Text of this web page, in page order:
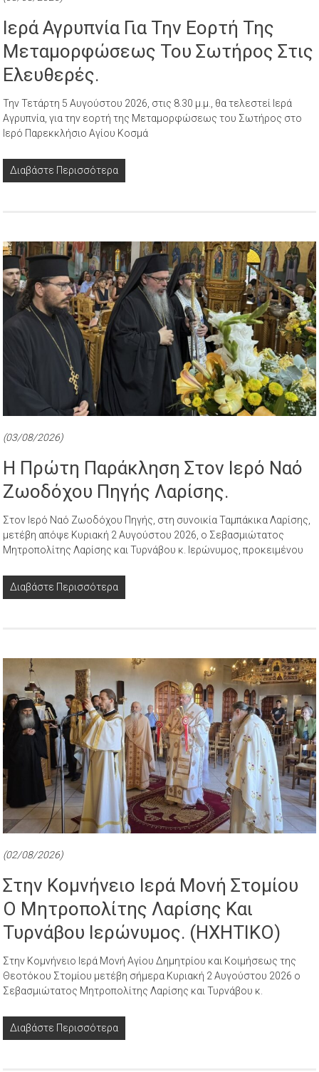
Ιερά Αγρυπνία Για Την Εορτή Της
Μεταμορφώσεως Του Σωτήρος Στις
Ελευθερές.
Την Τετάρτη 5 Αυγούστου 2026, στις 8.30 μ.μ., θα τελεστεί Ιερά
Αγρυπνία, για την εορτή της Μεταμορφώσεως του Σωτήρος στο
Ιερό Παρεκκλήσιο Αγίου Κοσμά
Διαβάστε Περισσότερα
(03/08/2026)
Η Πρώτη Παράκληση Στον Ιερό Ναό
Ζωοδόχου Πηγής Λαρίσης.
Στον Iερό Ναό Ζωοδόχου Πηγής, στη συνοικία Ταμπάκικα Λαρίσης,
μετέβη απόψε Κυριακή 2 Αυγούστου 2026, ο Σεβασμιώτατος
Μητροπολίτης Λαρίσης και Τυρνάβου κ. Ιερώνυμος, προκειμένου
Διαβάστε Περισσότερα
(02/08/2026)
Στην Κομνήνειο Ιερά Μονή Στομίου
Ο Μητροπολίτης Λαρίσης Και
Τυρνάβου Ιερώνυμος. (ΗΧΗΤΙΚΟ)
Στην Κομνήνειο Ιερά Μονή Αγίου Δημητρίου και Κοιμήσεως της
Θεοτόκου Στομίου μετέβη σήμερα Κυριακή 2 Αυγούστου 2026 ο
Σεβασμιώτατος Μητροπολίτης Λαρίσης και Τυρνάβου κ.
Διαβάστε Περισσότερα